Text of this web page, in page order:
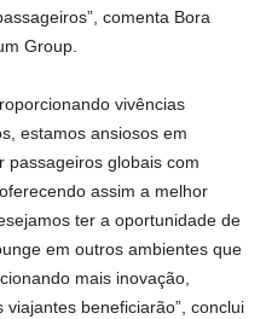
comenta Bora
Group.
vivências
estamos ansiosos em
passageiros globais com
assim a melhor
ter a oportunidade de
em outros ambientes que
mais inovação,
beneficiarão”, conclui